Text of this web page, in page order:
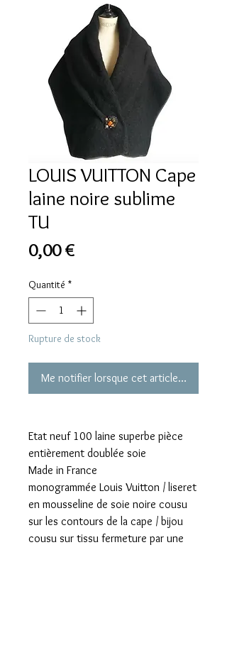
LOUIS VUITTON Cape
laine noire sublime
TU
0,00 €
Quantité *
Rupture de stock
Me notifier lorsque cet article est
Etat neuf 100 laine superbe pièce
entièrement doublée soie
Made in France
monogrammée Louis Vuitton / liseret
en mousseline de soie noire cousu
sur les contours de la cape / bijou
cousu sur tissu fermeture par une